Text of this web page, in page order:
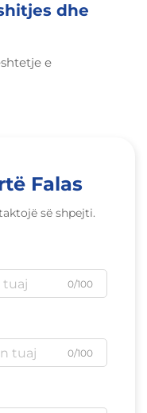
dhe
e
Falas
së shpejti.
0/100
0/100